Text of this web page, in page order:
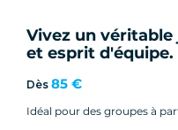
Vivez un
et esprit d'équipe.
Dès 85 €
Idéal pour des groupes à